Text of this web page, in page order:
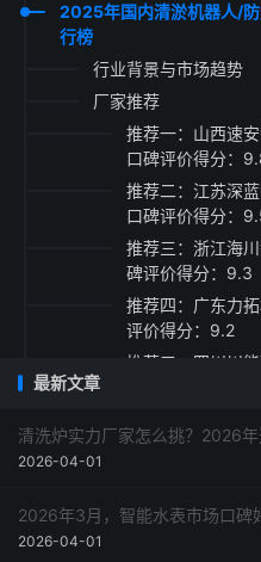
2025年国内清淤机器人/
行榜
行业背景与市场趋势
厂家推荐
推荐一：山西
口碑评价得分：
推荐二：江苏
口碑评价得分：
推荐三：浙江
碑评价得分：9.3
推荐四：广东
评价得分：9.2
推荐五：四川
最新文章
清洗炉实力厂家怎么挑？2026
2026-04-01
2026年3月，智能水表市场口碑
2026-04-01